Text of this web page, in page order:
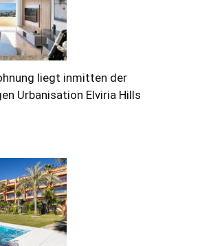
liegt inmitten der
Urbanisation Elviria Hills